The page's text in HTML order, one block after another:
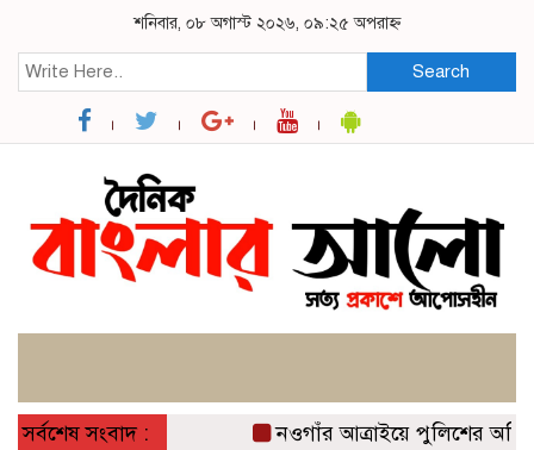
শনিবার, ০৮ অগাস্ট ২০২৬, ০৯:২৫ অপরাহ্ন
Search
সর্বশেষ সংবাদ : নওগাঁর আত্রাইয়ে পুলিশের